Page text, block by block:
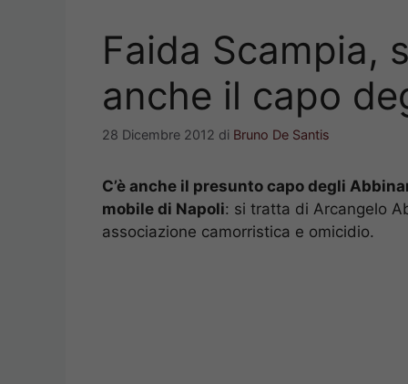
Faida Scampia,
anche il capo
28 Dicembre 2012 di Bruno De Santis
C’è anche il presunto capo degli
mobile di Napoli: si tratta di Arcangelo
associazione camorristica e omicidio.